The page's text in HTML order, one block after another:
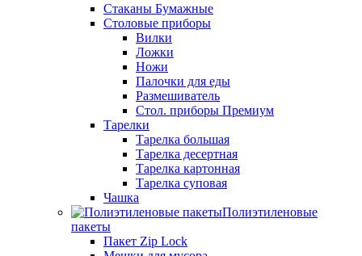
Стаканы Бумажные
Столовые приборы
Вилки
Ложки
Ножи
Палочки для еды
Размешиватель
Стол. приборы Премиум
Тарелки
Тарелка большая
Тарелка десертная
Тарелка картонная
Тарелка суповая
Чашка
Полиэтиленовые
пакеты
Пакет Zip Lock